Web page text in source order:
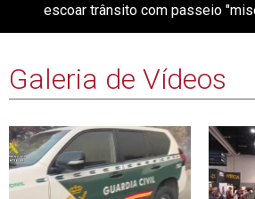
escoar trânsito com passeio
Galeria de Vídeos